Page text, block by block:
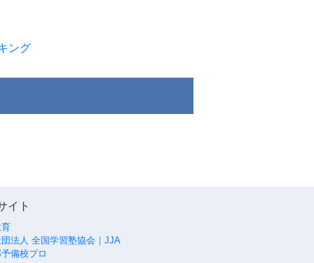
ング
イト
法人 全国学習塾協会｜JJA
備校プロ